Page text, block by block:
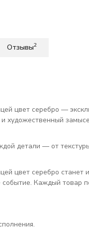
Отзывы2
цвет серебро —
художественный
детали — от
цвет серебро
Каждый товар